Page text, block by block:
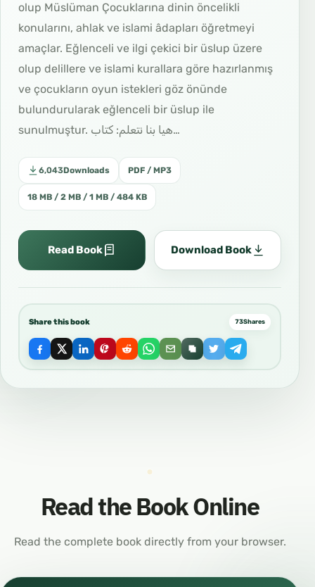
olup Müslüman Çocuklarına dinin öncelikli
konularını, ahlak ve islami âdapları öğretmeyi
amaçlar. Eğlenceli ve ilgi çekici bir üslup üzere
olup delillere ve islami kurallara göre hazırlanmış
ve çocukların oyun istekleri göz önünde
bulundurularak eğlenceli bir üslup ile
sunulmuştur. هيا بنا نتعلم: كتاب…
6,043Downloads PDF / MP3
18 MB / 2 MB / 1 MB / 484 KB
Read Book Download Book
Share this book 73Shares
Read the Book Online
Read the complete book directly from your browser.